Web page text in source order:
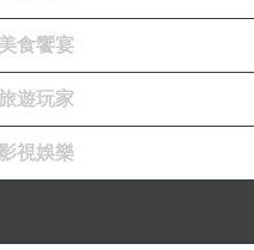
生理指標與情緒穩定性的
大腦與行為的不同效果。
助人知道某些方法不是純
用。但科學做到這一步，
全部問題。因為對很多實
美食饗宴
遊玩家
視娛樂